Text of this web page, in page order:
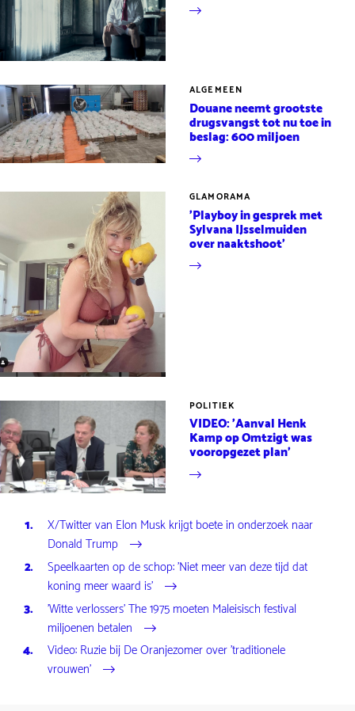
ALGEMEEN
Douane neemt grootste
drugsvangst tot nu toe in
beslag: 600 miljoen
GLAMORAMA
'Playboy in gesprek met
Sylvana IJsselmuiden
over naaktshoot'
POLITIEK
VIDEO: 'Aanval Henk
Kamp op Omtzigt was
vooropgezet plan'
X/Twitter van Elon Musk krijgt boete in onderzoek naar
Donald Trump
Speelkaarten op de schop: 'Niet meer van deze tijd dat
koning meer waard is'
'Witte verlossers' The 1975 moeten Maleisisch festival
miljoenen betalen
Video: Ruzie bij De Oranjezomer over 'traditionele
vrouwen'